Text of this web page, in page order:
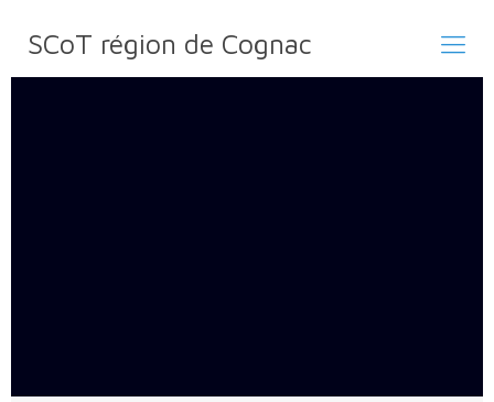
SCoT région de Cognac